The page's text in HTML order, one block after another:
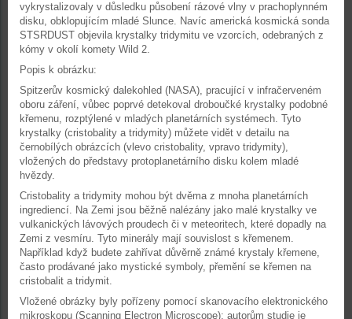
vykrystalizovaly v důsledku působení rázové vlny v prachoplynném
disku, obklopujícím mladé Slunce. Navíc americká kosmická sonda
STSRDUST objevila krystalky tridymitu ve vzorcích, odebraných z
kómy v okolí komety Wild 2.
Popis k obrázku:
Spitzerův kosmický dalekohled (NASA), pracující v infračerveném
oboru záření, vůbec poprvé detekoval droboučké krystalky podobné
křemenu, rozptýlené v mladých planetárních systémech. Tyto
krystalky (cristobality a tridymity) můžete vidět v detailu na
černobílých obrázcích (vlevo cristobality, vpravo tridymity),
vložených do představy protoplanetárního disku kolem mladé
hvězdy.
Cristobality a tridymity mohou být dvěma z mnoha planetárních
ingrediencí. Na Zemi jsou běžně nalézány jako malé krystalky ve
vulkanických lávových proudech či v meteoritech, které dopadly na
Zemi z vesmíru. Tyto minerály mají souvislost s křemenem.
Například když budete zahřívat důvěrně známé krystaly křemene,
často prodávané jako mystické symboly, přemění se křemen na
cristobalit a tridymit.
Vložené obrázky byly pořízeny pomocí skanovacího elektronického
mikroskopu (Scanning Electron Microscope); autorům studie je